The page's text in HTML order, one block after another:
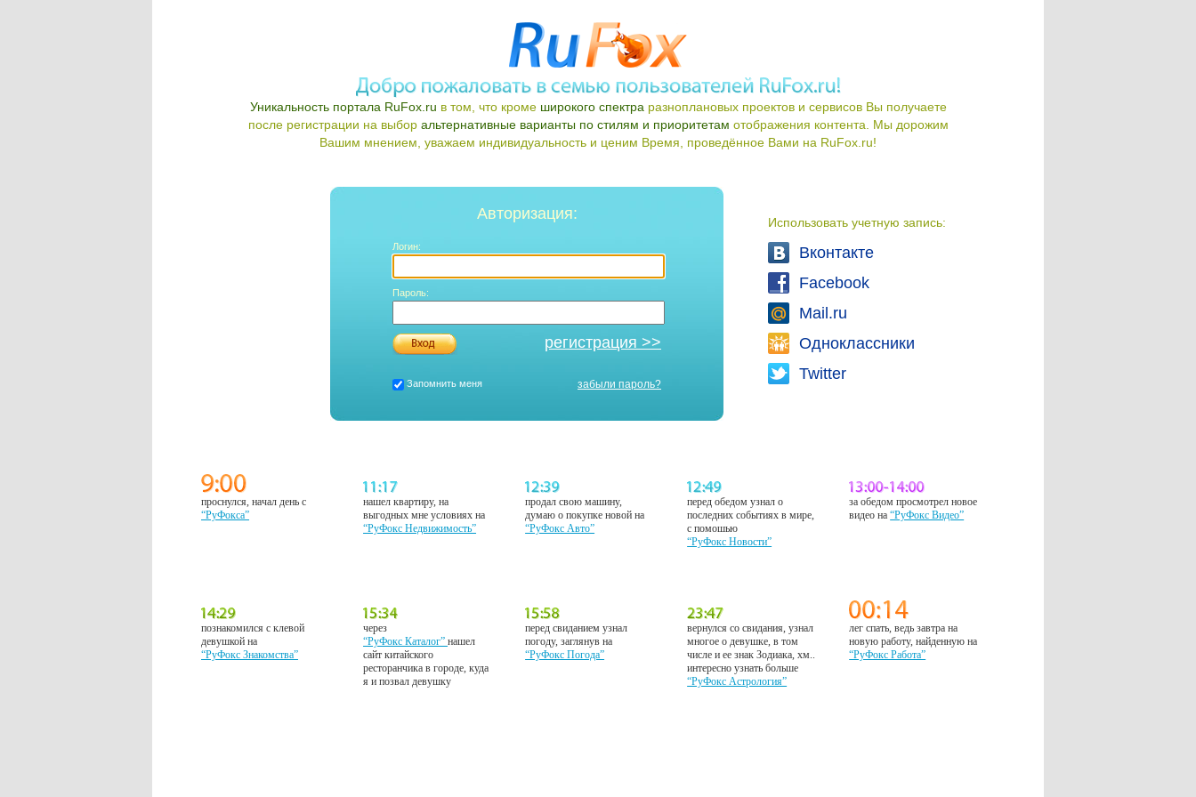
Уникальность портала RuFox.ru в том, что кроме широкого спектра разноплановых проектов и сервисов Вы получаете
после регистрации на выбор альтернативные варианты по стилям и приоритетам отображения контента. Мы дорожим
Вашим мнением, уважаем индивидуальность и ценим Время, проведённое Вами на RuFox.ru!
Использовать учетную запись:
Вконтакте
Facebook
Mail.ru
Одноклассники
Twitter
Авторизация:
Логин:
Пароль:
регистрация >>
Запомнить меня забыли пароль?
проснулся, начал день с
“РуФокса”
нашел квартиру, на
выгодных мне условиях на
“РуФокс Недвижимость”
продал свою машину,
думаю о покупке новой на
“РуФокс Авто”
перед обедом узнал о
последних событиях в мире,
с помошью
“РуФокс Новости”
за обедом просмотрел новое
видео на“РуФокс Видео”
познакомился с клевой
девушкой на
“РуФокс Знакомства”
через
“РуФокс Каталог”нашел
сайт китайского
ресторанчика в городе, куда
я и позвал девушку
перед свиданием узнал
погоду, заглянув на
“РуФокс Погода”
вернулся со свидания, узнал
многое о девушке, в том
числе и ее знак Зодиака, хм..
интересно узнать больше
“РуФокс Астрология”
лег спать, ведь завтра на
новую работу, найденную на
“РуФокс Работа”